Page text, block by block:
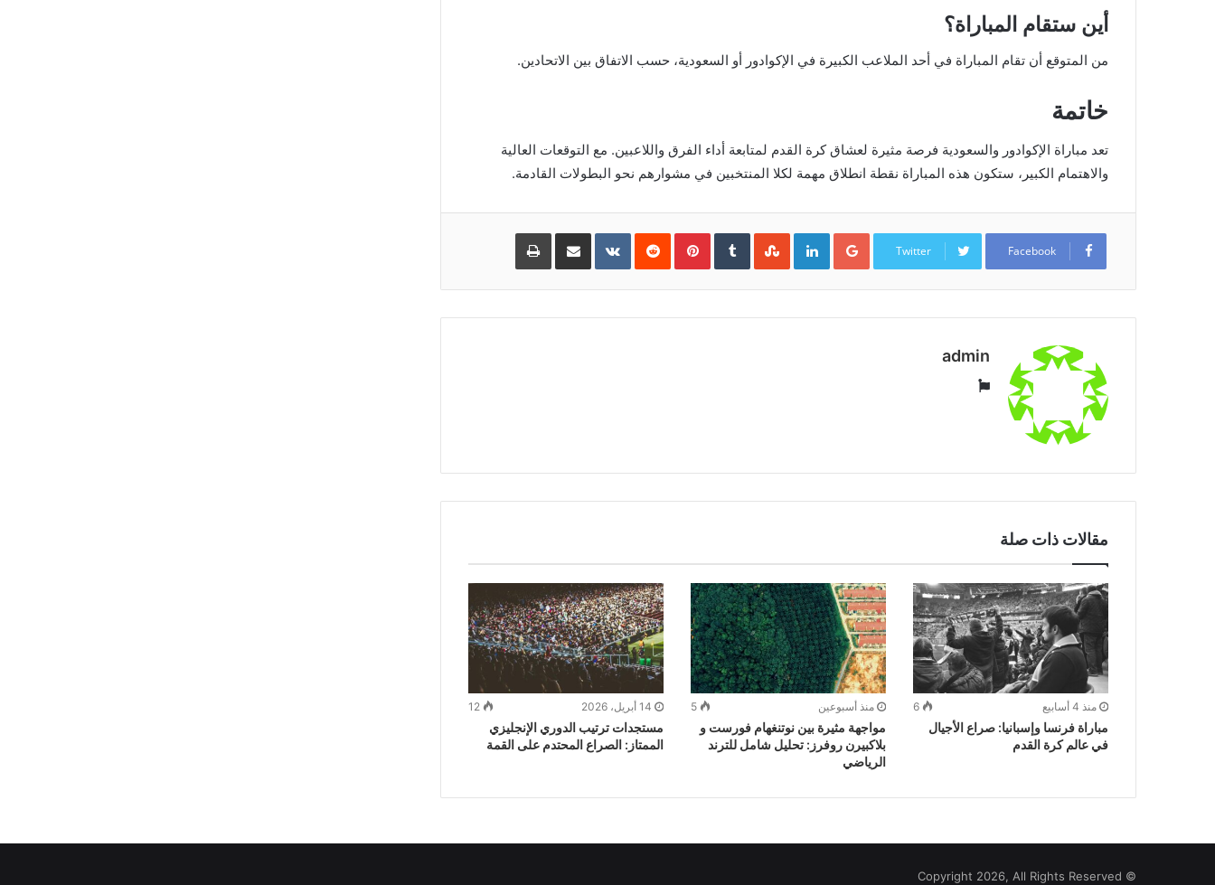
أين ستقام المباراة؟
من المتوقع أن تقام المباراة في أحد الملاعب الكبيرة في الإكوادور أو السعودية، حسب الاتفاق بين الاتحادين.
خاتمة
تعد مباراة الإكوادور والسعودية فرصة مثيرة لعشاق كرة القدم لمتابعة أداء الفرق واللاعبين. مع التوقعات العالية
والاهتمام الكبير، ستكون هذه المباراة نقطة انطلاق مهمة لكلا المنتخبين في مشوارهم نحو البطولات القادمة.
Facebook
Twitter
Google+
LinkedIn
Pinterest مشاركة
البريد
طباعة
admin
مقالات ذات صلة
منذ 4 أسابيع 6
مباراة فرنسا وإسبانيا: صراع الأجيال
في عالم كرة القدم
منذ أسبوعين 5
مواجهة مثيرة بين نوتنغهام فورست و
بلاكبيرن روفرز: تحليل شامل للترند
الرياضي
14 أبريل، 2026 12
مستجدات ترتيب الدوري الإنجليزي
الممتاز: الصراع المحتدم على القمة
© Copyright 2026, All Rights Reserved